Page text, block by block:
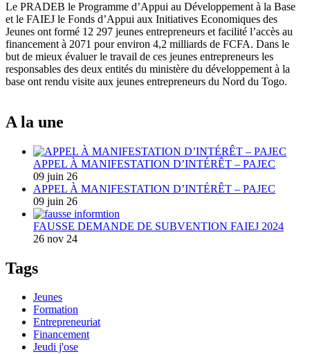
Le PRADEB le Programme d’Appui au Développement à la Base
et le FAIEJ le Fonds d’Appui aux Initiatives Economiques des
Jeunes ont formé 12 297 jeunes entrepreneurs et facilité l’accès au
financement à 2071 pour environ 4,2 milliards de FCFA. Dans le
but de mieux évaluer le travail de ces jeunes entrepreneurs les
responsables des deux entités du ministère du développement à la
base ont rendu visite aux jeunes entrepreneurs du Nord du Togo.
A la une
APPEL À MANIFESTATION D’INTÉRÊT – PAJEC
09 juin 26
APPEL À MANIFESTATION D’INTÉRÊT – PAJEC
09 juin 26
FAUSSE DEMANDE DE SUBVENTION FAIEJ 2024
26 nov 24
Tags
Jeunes
Formation
Entrepreneuriat
Financement
Jeudi j'ose